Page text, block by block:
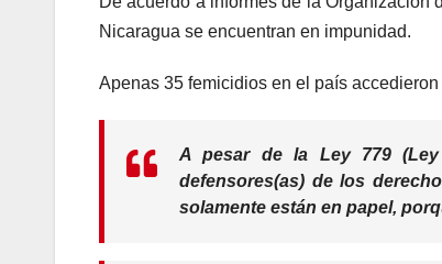
Nicaragua se encuentran en impunidad.
Apenas 35 femicidios en el país
A pesar de la Ley 779 (Ley
defensores(as) de los
solamente están en papel,